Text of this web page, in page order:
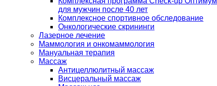
для мужчин после 40 лет
Комплексное спортивное обследование
Онкологические скрининги
Лазерное лечение
Маммология и онкомаммология
Мануальная терапия
Массаж
Антицеллюлитный массаж
Висцеральный массаж